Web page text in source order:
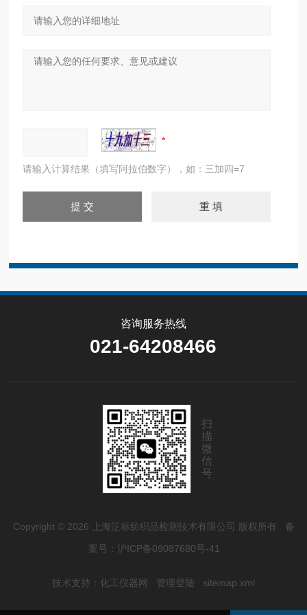
请输入计算结果（填写阿拉伯数字），如：三加四=7
咨询服务热线
021-64208466
扫
描
微
信
号
Copyright © 2026 上海泛标纺织品检测技术有限公司 版权所有 备
案号：沪ICP备09087680号-41
技术支持： 化工仪器网 管理登陆 sitemap.xml